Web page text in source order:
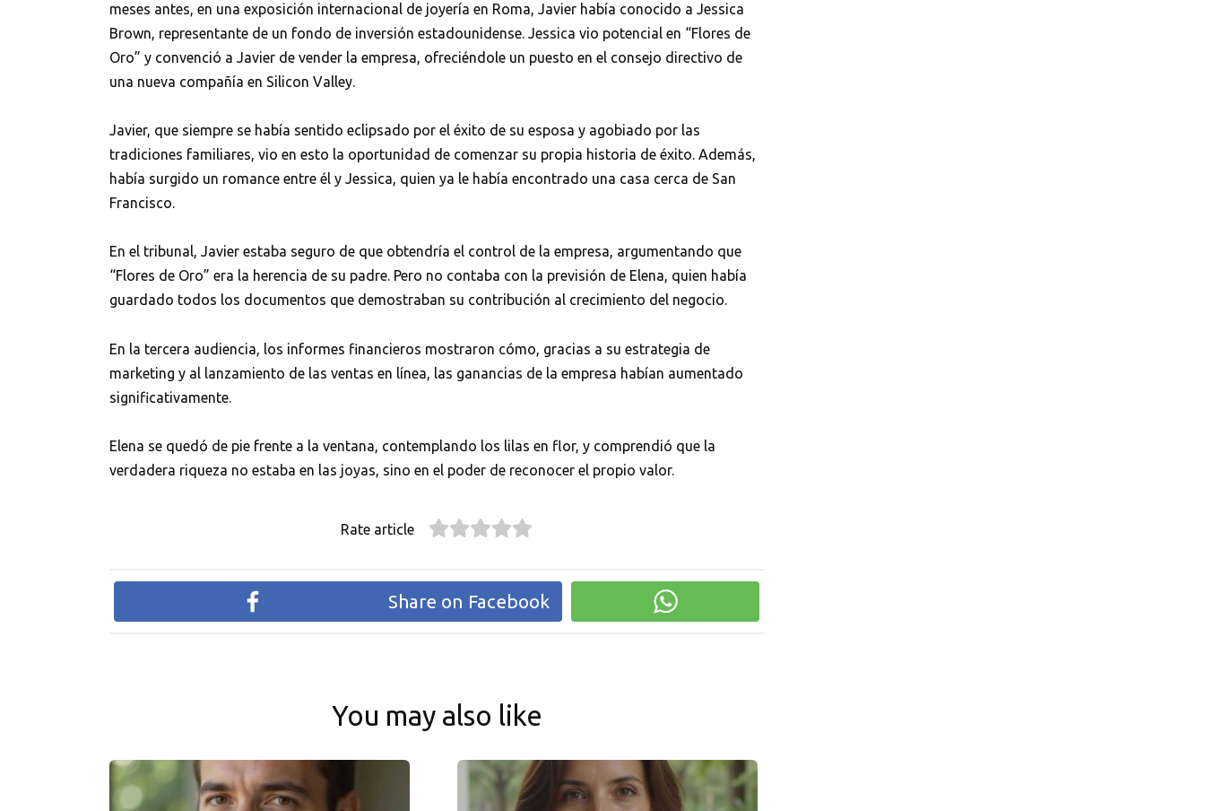
meses antes, en una exposición internacional de joyería en Roma, Javier había conocido a Jessica
Brown, representante de un fondo de inversión estadounidense. Jessica vio potencial en “Flores de
Oro” y convenció a Javier de vender la empresa, ofreciéndole un puesto en el consejo directivo de
una nueva compañía en Silicon Valley.
Javier, que siempre se había sentido eclipsado por el éxito de su esposa y agobiado por las
tradiciones familiares, vio en esto la oportunidad de comenzar su propia historia de éxito. Además,
había surgido un romance entre él y Jessica, quien ya le había encontrado una casa cerca de San
Francisco.
En el tribunal, Javier estaba seguro de que obtendría el control de la empresa, argumentando que
“Flores de Oro” era la herencia de su padre. Pero no contaba con la previsión de Elena, quien había
guardado todos los documentos que demostraban su contribución al crecimiento del negocio.
En la tercera audiencia, los informes financieros mostraron cómo, gracias a su estrategia de
marketing y al lanzamiento de las ventas en línea, las ganancias de la empresa habían aumentado
significativamente.
Elena se quedó de pie frente a la ventana, contemplando los lilas en flor, y comprendió que la
verdadera riqueza no estaba en las joyas, sino en el poder de reconocer el propio valor.
Rate article
Share on Facebook
You may also like